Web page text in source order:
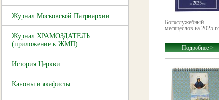
Журнал Московской Патриархии
Журнал ХРАМОЗДАТЕЛЬ
(приложение к ЖМП)
История Церкви
Каноны и акафисты
Богослужебный
месяцеслов на 2025
Подробнее >